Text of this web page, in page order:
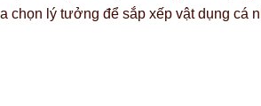
lý tưởng để sắp xếp vật dụng cá